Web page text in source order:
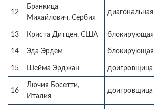
12
Бранкица
Михайлович, Сербия
диагональная
13 Криста Дитцен, США блокирующая
14 Эда Эрдем блокирующая
15 Шейма Эрджан доигровщица
16
Лючия Босетти,
Италия
доигровщица